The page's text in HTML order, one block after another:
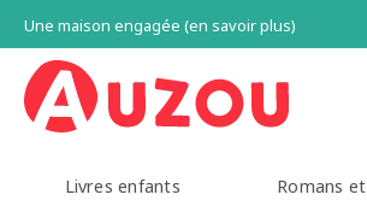
Une maison engagée (en savoir plus)
Livres enfants Romans